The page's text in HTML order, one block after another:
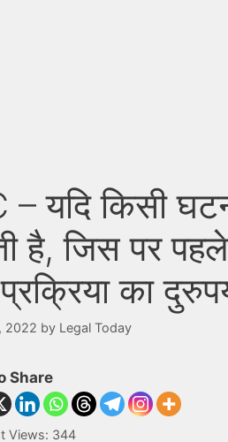
– यदि किसी
है, जिस पर
का
2022 by Legal Today
Share
Views: 344